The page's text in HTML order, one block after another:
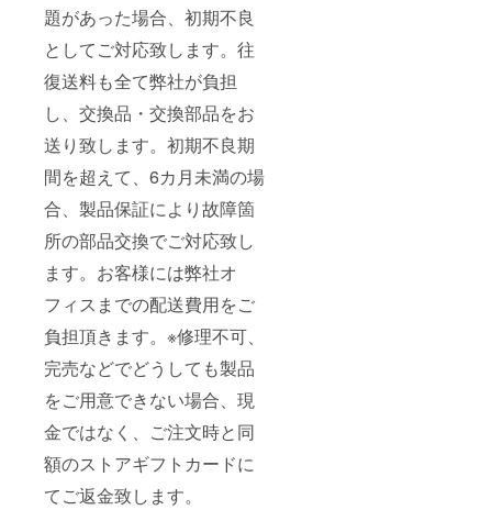
題があった場合、初期不良
としてご対応致します。往
復送料も全て弊社が負担
し、交換品・交換部品をお
送り致します。初期不良期
間を超えて、6カ月未満の場
合、製品保証により故障箇
所の部品交換でご対応致し
ます。お客様には弊社オ
フィスまでの配送費用をご
負担頂きます。※修理不可、
完売などでどうしても製品
をご用意できない場合、現
金ではなく、ご注文時と同
額のストアギフトカードに
てご返金致します。